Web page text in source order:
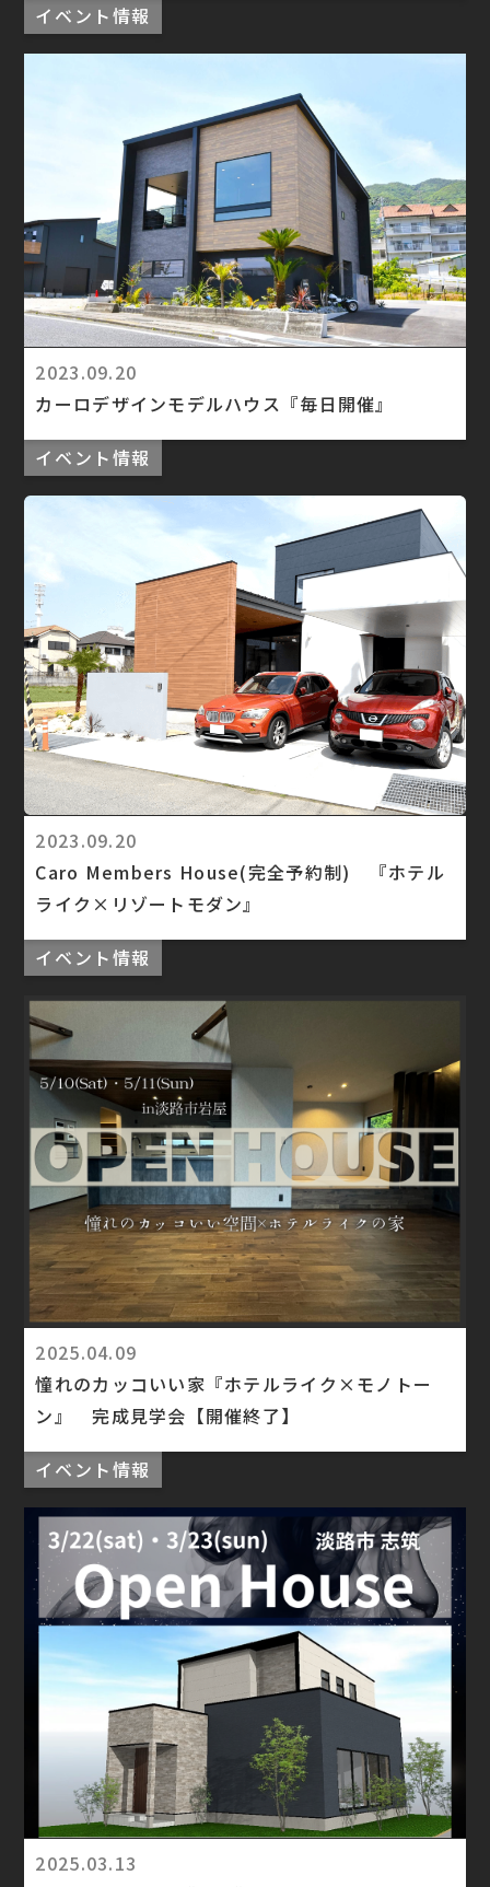
イベント情報
2023.09.20
カーロデザインモデルハウス『毎日開催』
イベント情報
2023.09.20
Caro Members House(完全予約制) 『ホテル
ライク×リゾートモダン』
イベント情報
2025.04.09
憧れのカッコいい家『ホテルライク×モノトー
ン』 完成見学会【開催終了】
イベント情報
2025.03.13